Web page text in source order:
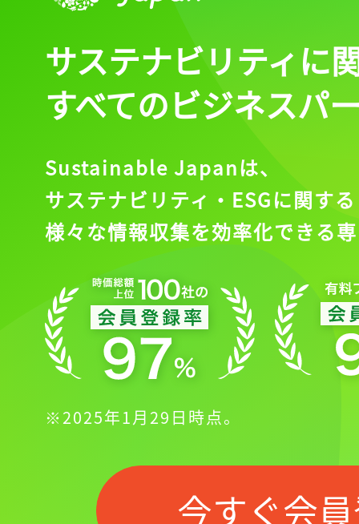
サステナビリティに
すべてのビジネスパ
Sustainable Japanは、
サステナビリティ・ESGに関する
様々な情報収集を効率化できる
※2025年1月29日時点。
今すぐ会